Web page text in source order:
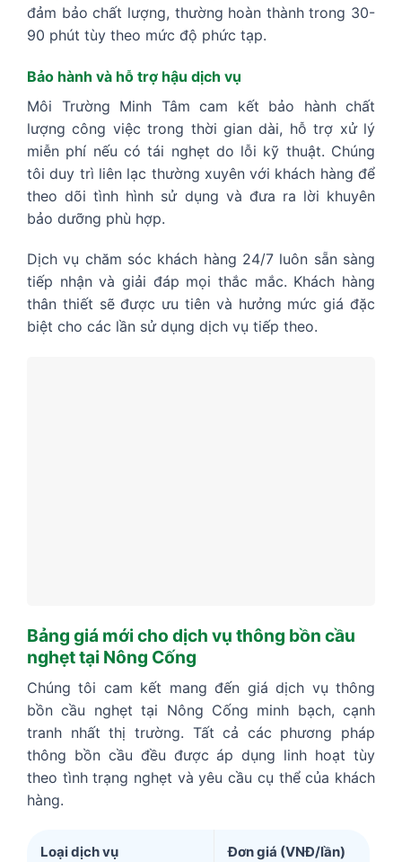
đảm bảo chất lượng, thường hoàn thành trong 30-
90 phút tùy theo mức độ phức tạp.
Bảo hành và hỗ trợ hậu dịch vụ
Môi Trường Minh Tâm cam kết bảo hành chất
lượng công việc trong thời gian dài, hỗ trợ xử lý
miễn phí nếu có tái nghẹt do lỗi kỹ thuật. Chúng
tôi duy trì liên lạc thường xuyên với khách hàng để
theo dõi tình hình sử dụng và đưa ra lời khuyên
bảo dưỡng phù hợp.
Dịch vụ chăm sóc khách hàng 24/7 luôn sẵn sàng
tiếp nhận và giải đáp mọi thắc mắc. Khách hàng
thân thiết sẽ được ưu tiên và hưởng mức giá đặc
biệt cho các lần sử dụng dịch vụ tiếp theo.
Bảng giá mới cho dịch vụ thông bồn cầu
nghẹt tại Nông Cống
Chúng tôi cam kết mang đến giá dịch vụ thông
bồn cầu nghẹt tại Nông Cống minh bạch, cạnh
tranh nhất thị trường. Tất cả các phương pháp
thông bồn cầu đều được áp dụng linh hoạt tùy
theo tình trạng nghẹt và yêu cầu cụ thể của khách
hàng.
Loại dịch vụ Đơn giá (VNĐ/lần)